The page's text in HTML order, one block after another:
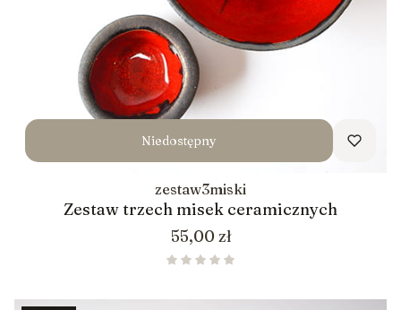
Niedostępny
zestaw3miski
Zestaw trzech misek ceramicznych
Cena
55,00 zł